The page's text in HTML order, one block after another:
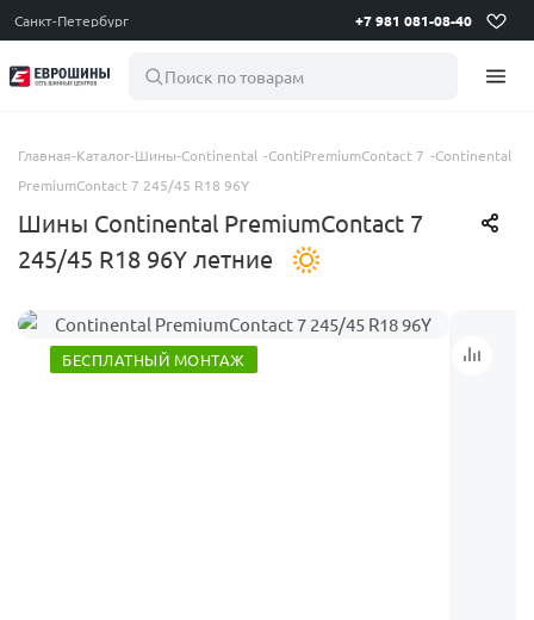
Санкт-Петербург +7 981 081-08-40
Поиск по товарам
Главная-Каталог-Шины-Continental -ContiPremiumContact 7 -Continental
PremiumContact 7 245/45 R18 96Y
Шины Continental PremiumContact 7
245/45 R18 96Y летние
БЕСПЛАТНЫЙ МОНТАЖ